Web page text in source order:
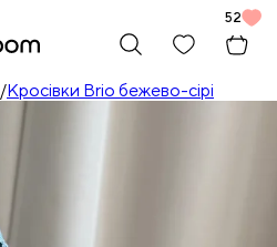
/Кросівки Brio бежево-сірі
52